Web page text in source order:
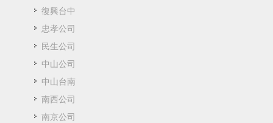
復興台中
忠孝公司
民生公司
中山公司
中山台南
南西公司
南京公司